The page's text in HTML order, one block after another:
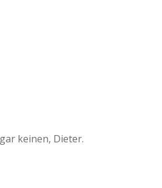
keinen, Dieter.